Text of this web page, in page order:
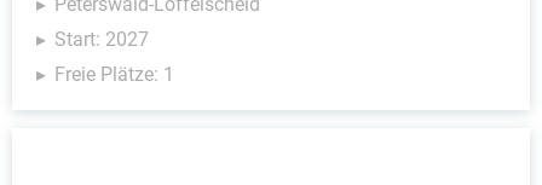
Start: 2027
Freie Plätze: 1